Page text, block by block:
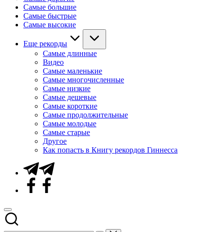
Самые большие
Самые быстрые
Самые высокие
Еще рекорды
Самые длинные
Видео
Самые маленькие
Самые многочисленные
Самые низкие
Самые дешевые
Самые короткие
Самые продолжительные
Самые молодые
Самые старые
Другое
Как попасть в Книгу рекордов Гиннесса
Telegram
Facebook